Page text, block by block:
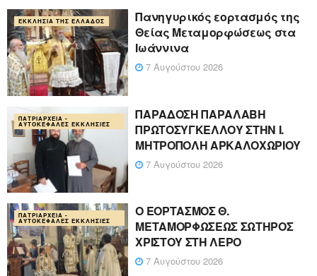
ΕΚΚΛΗΣΊΑ ΤΗΣ ΕΛΛΆΔΟΣ
Πανηγυρικός εορτασμός της
Θείας Μεταμορφώσεως στα
Ιωάννινα
7 Αυγούστου 2026
ΠΑΤΡΙΑΡΧΕΊΑ -
ΑΥΤΟΚΈΦΑΛΕΣ ΕΚΚΛΗΣΊΕΣ
ΠΑΡΑΔΟΣΗ ΠΑΡΑΛΑΒΗ
ΠΡΩΤΟΣΥΓΚΕΛΛΟΥ ΣΤΗΝ Ι.
ΜΗΤΡΟΠΟΛΗ ΑΡΚΑΛΟΧΩΡΙΟΥ
7 Αυγούστου 2026
ΠΑΤΡΙΑΡΧΕΊΑ -
ΑΥΤΟΚΈΦΑΛΕΣ ΕΚΚΛΗΣΊΕΣ
Ο ΕΟΡΤΑΣΜΟΣ Θ.
ΜΕΤΑΜΟΡΦΩΣΕΩΣ ΣΩΤΗΡΟΣ
ΧΡΙΣΤΟΥ ΣΤΗ ΛΕΡΟ
7 Αυγούστου 2026